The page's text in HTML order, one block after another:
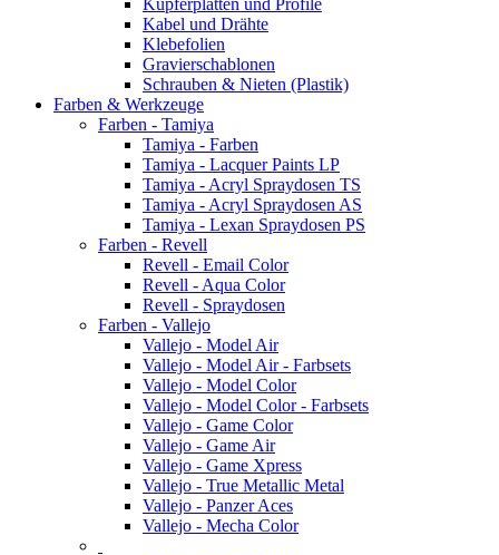
Kupferplatten und Profile
Kabel und Drähte
Klebefolien
Gravierschablonen
Schrauben & Nieten (Plastik)
Farben & Werkzeuge
Farben - Tamiya
Tamiya - Farben
Tamiya - Lacquer Paints LP
Tamiya - Acryl Spraydosen TS
Tamiya - Acryl Spraydosen AS
Tamiya - Lexan Spraydosen PS
Farben - Revell
Revell - Email Color
Revell - Aqua Color
Revell - Spraydosen
Farben - Vallejo
Vallejo - Model Air
Vallejo - Model Air - Farbsets
Vallejo - Model Color
Vallejo - Model Color - Farbsets
Vallejo - Game Color
Vallejo - Game Air
Vallejo - Game Xpress
Vallejo - True Metallic Metal
Vallejo - Panzer Aces
Vallejo - Mecha Color